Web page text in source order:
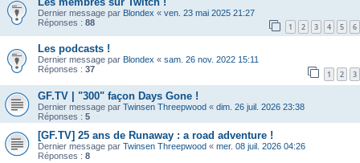
Dernier message par Blondex « ven. 23 mai 2025 21:27
Réponses : 88 1 2 3 4 5 6
Les podcasts !
Dernier message par Blondex « sam. 26 nov. 2022 15:11
Réponses : 37 1 2 3
GF.TV | "300" façon Days Gone !
Dernier message par Twinsen Threepwood « dim. 26 juil. 2026 23:38
Réponses : 5
[GF.TV] 25 ans de Runaway : a road adventure !
Dernier message par Twinsen Threepwood « mer. 08 juil. 2026 04:26
Réponses : 8